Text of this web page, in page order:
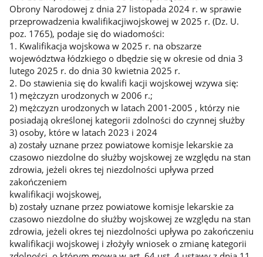
Obrony Narodowej z dnia 27 listopada 2024 r. w sprawie
przeprowadzenia kwalifikacjiwojskowej w 2025 r. (Dz. U.
poz. 1765), podaje się do wiadomości:
1. Kwalifikacja wojskowa w 2025 r. na obszarze
województwa łódzkiego o dbędzie się w okresie od dnia 3
lutego 2025 r. do dnia 30 kwietnia 2025 r.
2. Do stawienia się do kwalifi kacji wojskowej wzywa się:
1) mężczyzn urodzonych w 2006 r.;
2) mężczyzn urodzonych w latach 2001-2005 , którzy nie
posiadają określonej kategorii zdolności do czynnej służby
3) osoby, które w latach 2023 i 2024
a) zostały uznane przez powiatowe komisje lekarskie za
czasowo niezdolne do służby wojskowej ze względu na stan
zdrowia, jeżeli okres tej niezdolności upływa przed
zakończeniem
kwalifikacji wojskowej,
b) zostały uznane przez powiatowe komisje lekarskie za
czasowo niezdolne do służby wojskowej ze względu na stan
zdrowia, jeżeli okres tej niezdolności upływa po zakończeniu
kwalifikacji wojskowej i złożyły wniosek o zmianę kategorii